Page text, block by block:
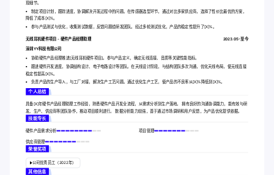
现细节。
制定项目计划，跟踪进度，协调解决开发过程中的问题。在传感器选型环节，通过对比多家供应商，选择了性价比最优的方案，
降低了成本[X]%。
参与产品测试与优化，收集测试数据，反馈问题给研发团队。经过多轮测试优化，产品的稳定性提升了[X]%。
无线耳机硬件项目 - 硬件产品经理助理 2023.05-至今
深圳YY科技有限公司
协助硬件产品经理推进[无线耳机硬件项目]。参与产品定义，确定无线连接、音质等关键性能指标。
跟进硬件开发进度，协调结构设计、电子电路设计等团队。在天线设计阶段，与结构团队多次沟通，优化天线布局，使无线连接
稳定性提高[X]%。
负责产品的生产导入，与工厂对接，解决生产工艺问题。通过优化生产工艺，使产品的不良率从[X]%降低到[X]%。
个人总结
具备[X]年硬件产品经理助理工作经验，熟悉硬件产品开发全流程，从需求分析到生产落地。 拥有良好的沟通协调能力，能有效与研
发、生产、供应商等团队协作，推动项目顺利进行。 数据分析能力较强，善于通过市场调研和用户反馈，为产品优化提供依据。
技能专长
硬件产品需求分析 项目管理
供应商管理
荣誉奖项
公司优秀员工（2022年）
其他信息